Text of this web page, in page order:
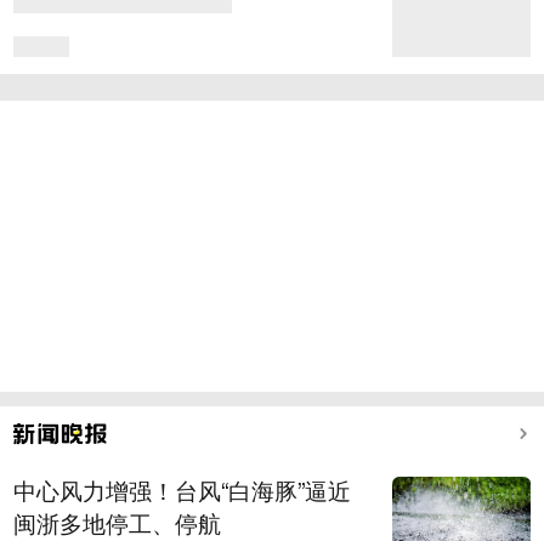
中心风力增强！台风“白海豚”逼近
闽浙多地停工、停航